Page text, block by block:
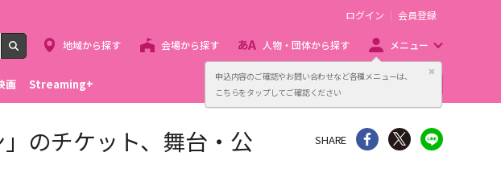
申込内容のご確認やお問い合わせなど各種メニューは、
こちらをタップしてご確認ください
閉じる
検索
ログイン 会員登録
地域から探す 会場から探す 人物・団体から探す メニュー
画 Streaming+ 主催者向け販売サービス
のチケット、舞台・公
SHARE シェア Twitter